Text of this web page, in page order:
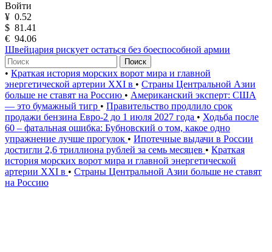
Войти
¥ 0.52
$ 81.41
€ 94.06
Швейцария рискует остаться без боеспособной армии
Поиск
• Краткая история морских ворот мира и главной
энергетической артерии XXI в • Страны Центральной Азии
больше не ставят на Россию • Американский эксперт: США
— это бумажный тигр • Правительство продлило срок
продажи бензина Евро-2 до 1 июля 2027 года • Ходьба после
60 – фатальная ошибка: Бубновский о том, какое одно
упражнение лучше прогулок • Ипотечные выдачи в России
достигли 2,6 триллиона рублей за семь месяцев • Краткая
история морских ворот мира и главной энергетической
артерии XXI в • Страны Центральной Азии больше не ставят
на Россию